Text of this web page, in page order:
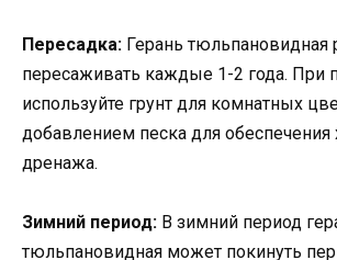
Пересадка: Герань тюльпановидная
пересаживать каждые 1-2 года. При
используйте грунт для комнатных
добавлением песка для
дренажа.
Зимний период: В зимний период
тюльпановидная может покинуть